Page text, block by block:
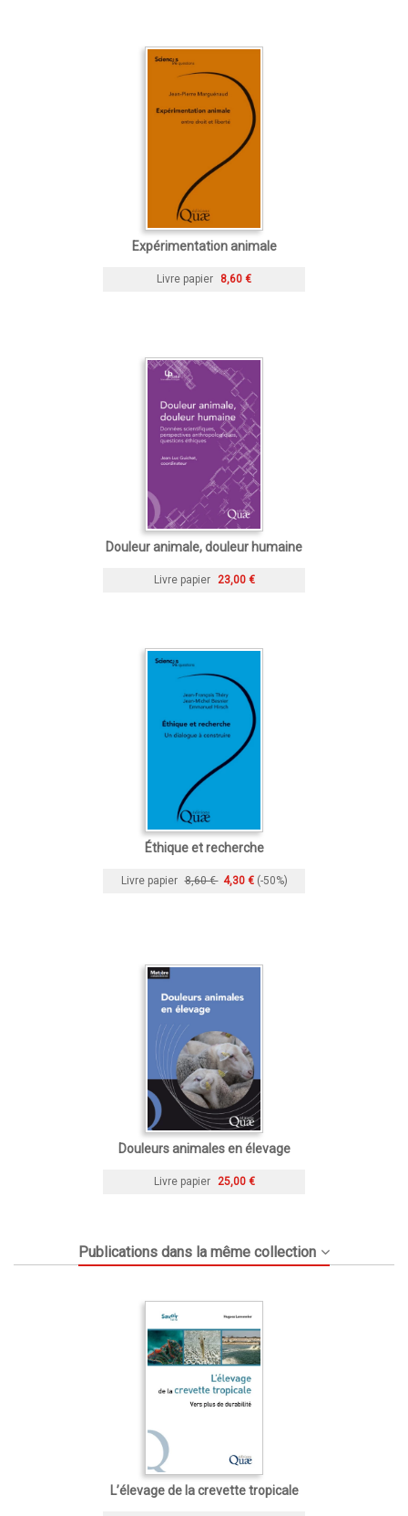
Expérimentation animale
Livre papier 8,60 €
Douleur animale, douleur humaine
Livre papier 23,00 €
Éthique et recherche
Livre papier 8,60 € 4,30 € (-50%)
Douleurs animales en élevage
Livre papier 25,00 €
Publications dans la même collection
L’élevage de la crevette tropicale